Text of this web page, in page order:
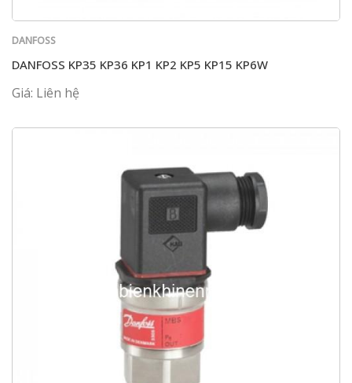
DANFOSS
DANFOSS KP35 KP36 KP1 KP2 KP5 KP15 KP6W
Giá: Liên hệ